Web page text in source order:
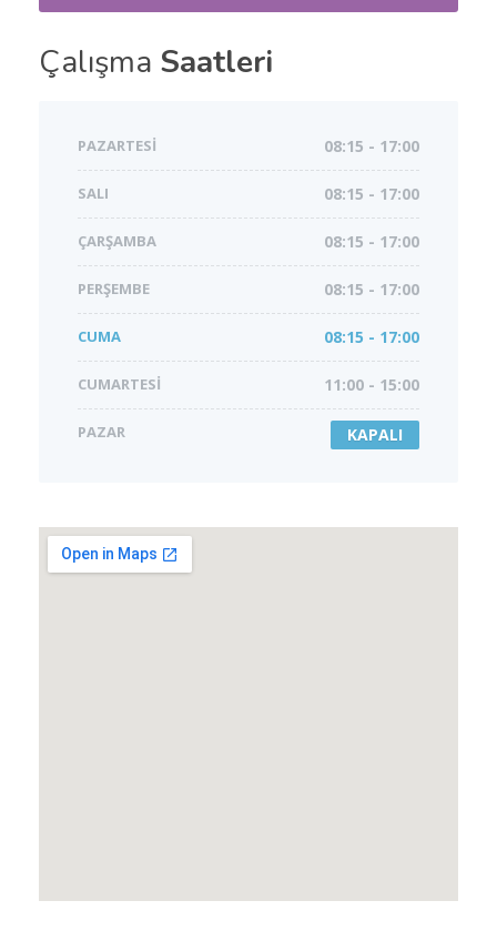
Çalışma Saatleri
PAZARTESI 08:15 - 17:00
SALI 08:15 - 17:00
ÇARŞAMBA 08:15 - 17:00
PERŞEMBE 08:15 - 17:00
CUMA 08:15 - 17:00
CUMARTESI 11:00 - 15:00
PAZAR KAPALI